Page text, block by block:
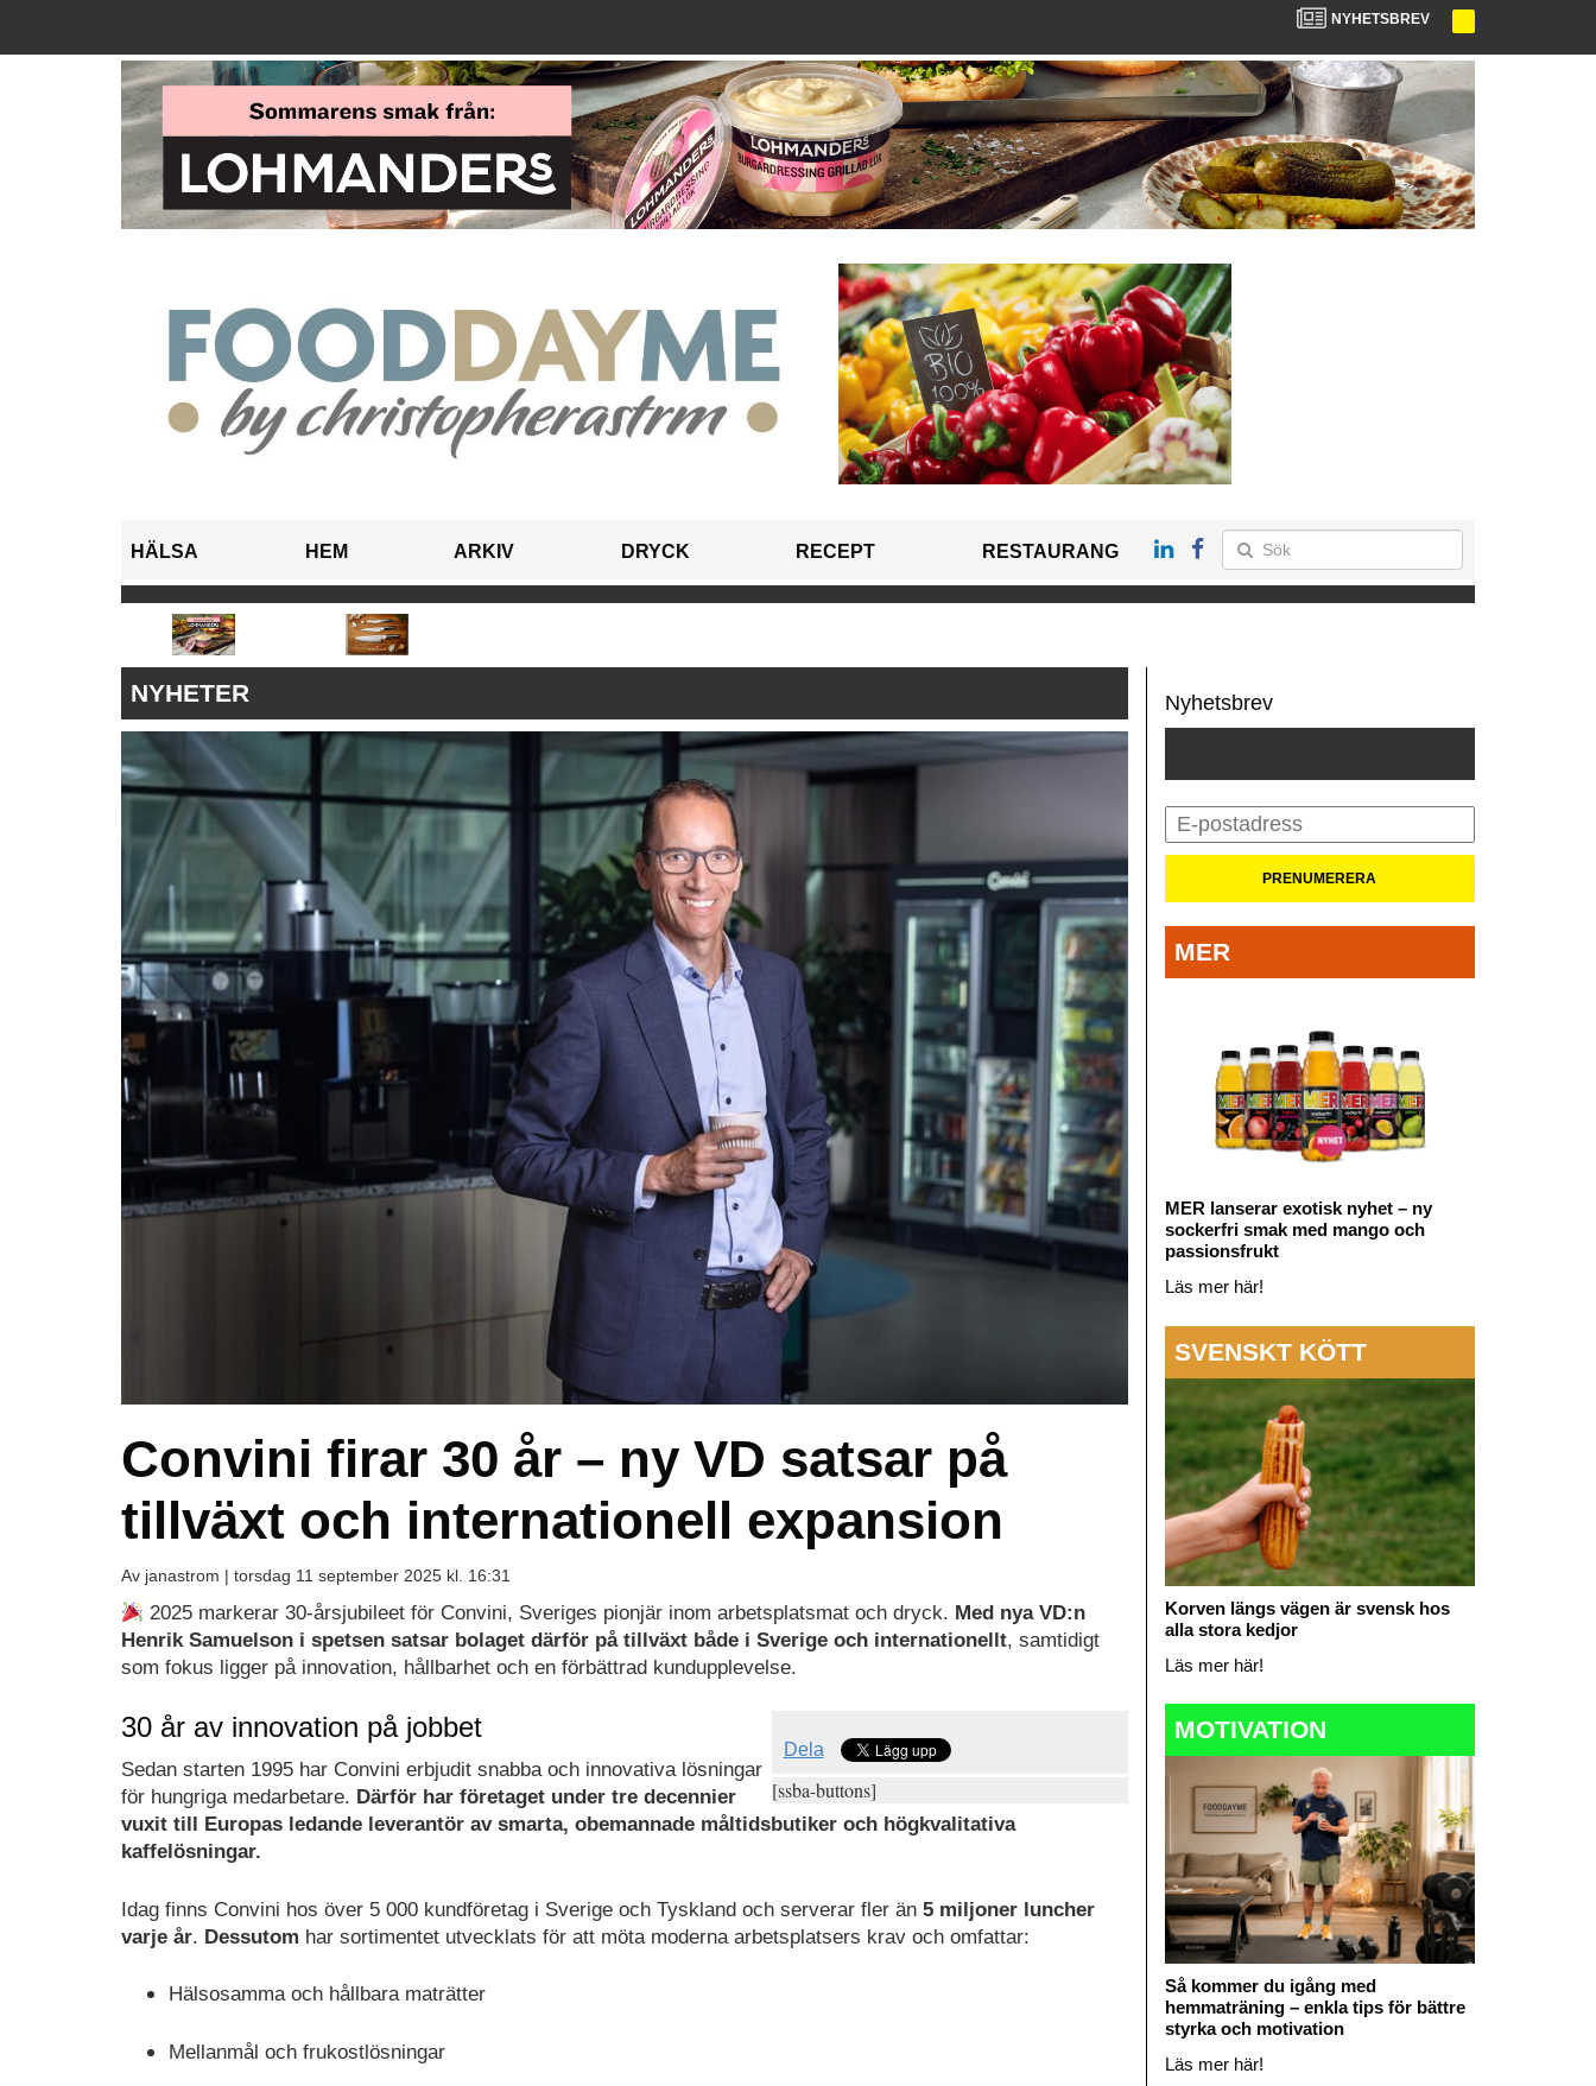
NYHETSBREV
HÄLSA HEM ARKIV DRYCK RECEPT RESTAURANG
NYHETER
Convini firar 30 år – ny VD satsar på
tillväxt och internationell expansion
Av janastrom | torsdag 11 september 2025 kl. 16:31
2025 markerar 30-årsjubileet för Convini, Sveriges pionjär inom arbetsplatsmat och dryck. Med nya VD:n
Henrik Samuelson i spetsen satsar bolaget därför på tillväxt både i Sverige och internationellt, samtidigt
som fokus ligger på innovation, hållbarhet och en förbättrad kundupplevelse.
Dela
[ssba-buttons]
30 år av innovation på jobbet
Sedan starten 1995 har Convini erbjudit snabba och innovativa lösningar
för hungriga medarbetare. Därför har företaget under tre decennier
vuxit till Europas ledande leverantör av smarta, obemannade måltidsbutiker och högkvalitativa
kaffelösningar.
Idag finns Convini hos över 5 000 kundföretag i Sverige och Tyskland och serverar fler än 5 miljoner luncher
varje år. Dessutom har sortimentet utvecklats för att möta moderna arbetsplatsers krav och omfattar:
Hälsosamma och hållbara maträtter
Mellanmål och frukostlösningar
Nyhetsbrev
MER
MER lanserar exotisk nyhet – ny
sockerfri smak med mango och
passionsfrukt
Läs mer här!
SVENSKT KÖTT
Korven längs vägen är svensk hos
alla stora kedjor
Läs mer här!
MOTIVATION
Så kommer du igång med
hemmaträning – enkla tips för bättre
styrka och motivation
Läs mer här!